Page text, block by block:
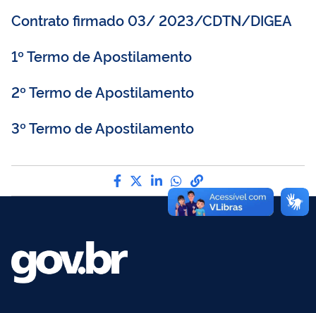
Contrato firmado 03/ 2023/CDTN/DIGEA
1º Termo de Apostilamento
2º Termo de Apostilamento
3º Termo de Apostilamento
Compartilhe por Facebook
Compartilhe por Twitter
Compartilhe por
Compartilhe por
link para Copiar